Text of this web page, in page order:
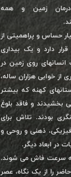
زمین و همه
حساس و پراهمیتی از
دارد و یک بیداری
روی زمین در
از خوابی هزاران ساله،
کهنه که بیشتر
بخشیدند و فاقد بلوغ
بودند. تلاش برای
ذهنی و روحی و
در ابعاد دیگر.
سرعت فاش می شوند.
را از یک نگاه، عصر